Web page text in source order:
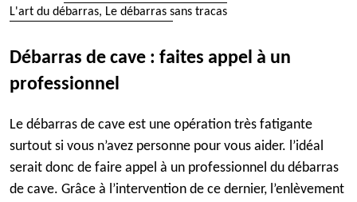
L'art du débarras, Le débarras sans tracas
Débarras de cave : faites appel à un
professionnel
Le débarras de cave est une opération très fatigante
surtout si vous n’avez personne pour vous aider. l’idéal
serait donc de faire appel à un professionnel du débarras
de cave. Grâce à l’intervention de ce dernier, l’enlèvement